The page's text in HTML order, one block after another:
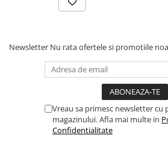
Newsletter Nu rata ofertele si promotiile
Vreau sa primesc newsletter cu
magazinului. Afla mai multe in
Confidentialitate